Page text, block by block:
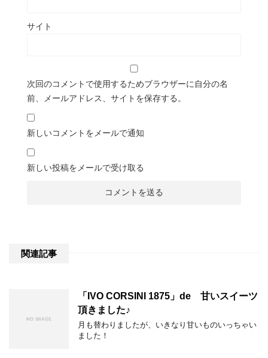
サイト
次回のコメントで使用するためブラウザーに自分の名
前、メールアドレス、サイトを保存する。
新しいコメントをメールで通知
新しい投稿をメールで受け取る
関連記事
「IVO CORSINI 1875」de 甘いスイーツ
頂きました♪
月も替わりましたが、いきなり甘いものいっちゃい
ました！